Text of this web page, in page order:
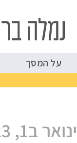
על המסך
ינואר ב1, 2023